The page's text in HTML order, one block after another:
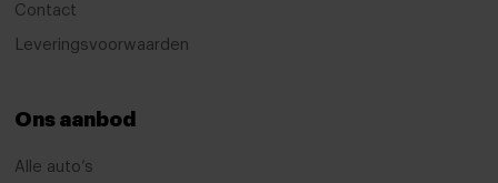
Head-up display
Multimedia-voorbereiding
Contact
Leveringsvoorwaarden
Ons aanbod
Alle auto’s